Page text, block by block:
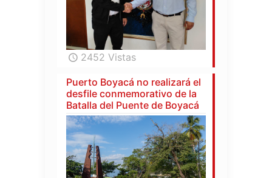
2452 Vistas
Puerto Boyacá no realizará el
desfile conmemorativo de la
Batalla del Puente de Boyacá